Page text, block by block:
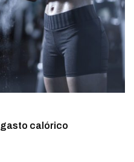
gasto calórico